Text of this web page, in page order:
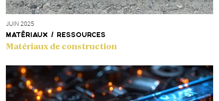
JUIN 2025
MATÉRIAUX / RESSOURCES
Matériaux de construction